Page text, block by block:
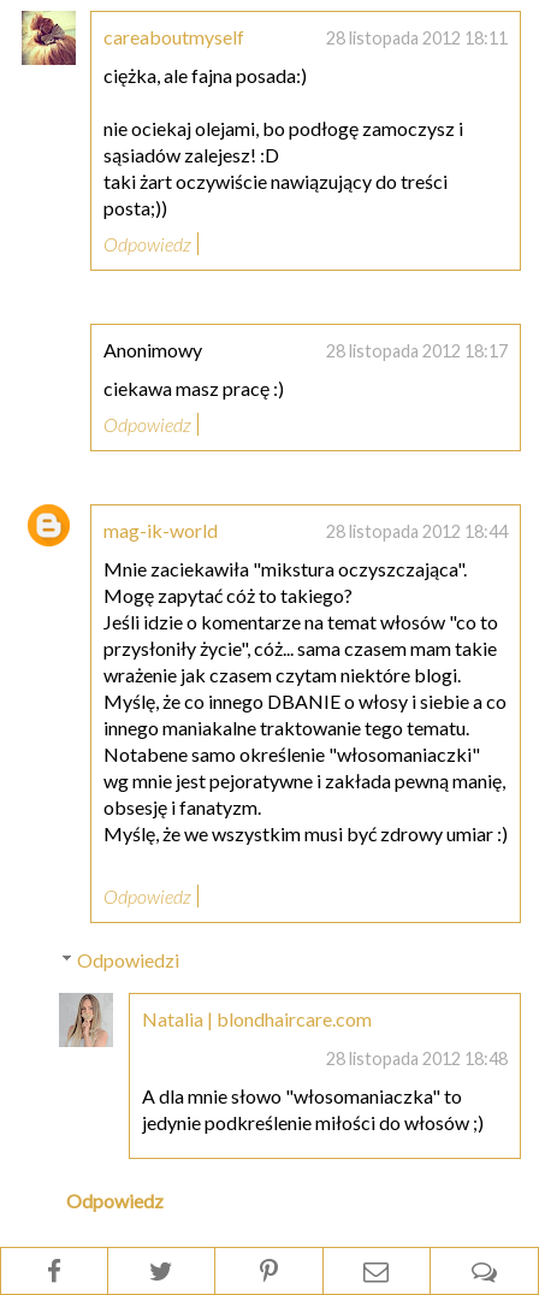
careaboutmyself 28 listopada 2012 18:11
ciężka, ale fajna posada:)
nie ociekaj olejami, bo podłogę zamoczysz i
sąsiadów zalejesz! :D
taki żart oczywiście nawiązujący do treści
posta;))
Odpowiedz
Anonimowy 28 listopada 2012 18:17
ciekawa masz pracę :)
Odpowiedz
mag-ik-world 28 listopada 2012 18:44
Mnie zaciekawiła "mikstura oczyszczająca".
Mogę zapytać cóż to takiego?
Jeśli idzie o komentarze na temat włosów "co to
przysłoniły życie", cóż... sama czasem mam takie
wrażenie jak czasem czytam niektóre blogi.
Myślę, że co innego DBANIE o włosy i siebie a co
innego maniakalne traktowanie tego tematu.
Notabene samo określenie "włosomaniaczki"
wg mnie jest pejoratywne i zakłada pewną manię,
obsesję i fanatyzm.
Myślę, że we wszystkim musi być zdrowy umiar :)
Odpowiedz
Odpowiedzi
Natalia | blondhaircare.com
28 listopada 2012 18:48
A dla mnie słowo "włosomaniaczka" to
jedynie podkreślenie miłości do włosów ;)
Odpowiedz